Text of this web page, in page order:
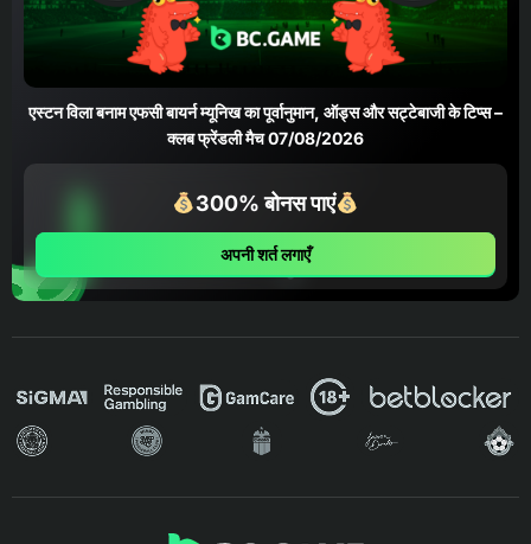
एस्टन विला बनाम एफसी बायर्न म्यूनिख का पूर्वानुमान, ऑड्स और सट्टेबाजी के टिप्स –
क्लब फ्रेंडली मैच 07/08/2026
300% बोनस पाएं
अपनी शर्त लगाएँ